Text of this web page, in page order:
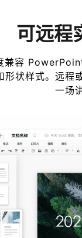
可远程
兼容
形状样式。远程
一场